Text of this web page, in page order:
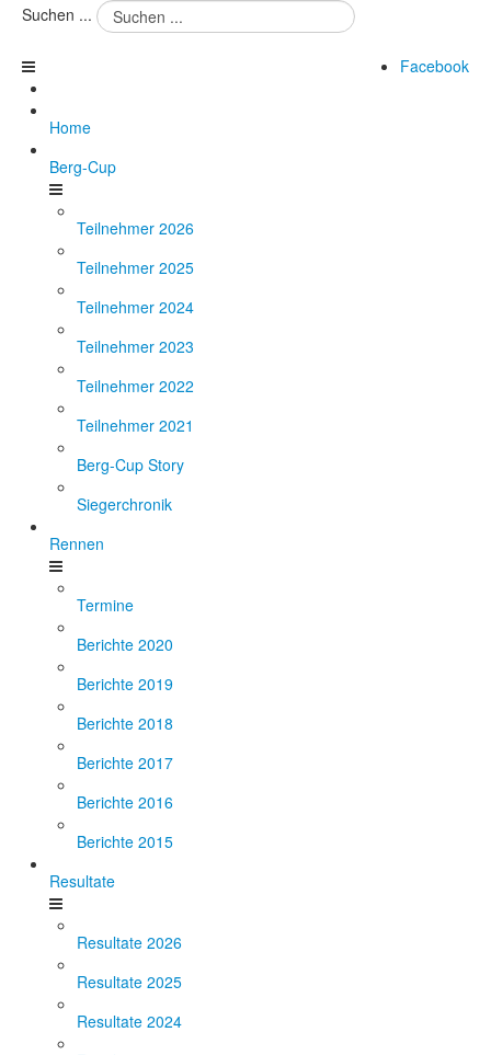
Suchen ...
Facebook
Home
Berg-Cup
Teilnehmer 2026
Teilnehmer 2025
Teilnehmer 2024
Teilnehmer 2023
Teilnehmer 2022
Teilnehmer 2021
Berg-Cup Story
Siegerchronik
Rennen
Termine
Berichte 2020
Berichte 2019
Berichte 2018
Berichte 2017
Berichte 2016
Berichte 2015
Resultate
Resultate 2026
Resultate 2025
Resultate 2024